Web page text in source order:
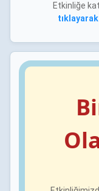
Etkinliğe
tıklayarak